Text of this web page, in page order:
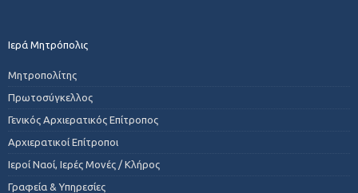
Ιερά Μητρόπολις
Μητροπολίτης
Πρωτοσύγκελλος
Γενικός Αρχιερατικός Επίτροπος
Αρχιερατικοί Επίτροποι
Ιεροί Ναοί, Ιερές Μονές / Κλήρος
Γραφεία & Υπηρεσίες